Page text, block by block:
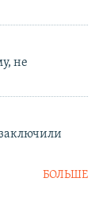
не
БОЛЬШЕ